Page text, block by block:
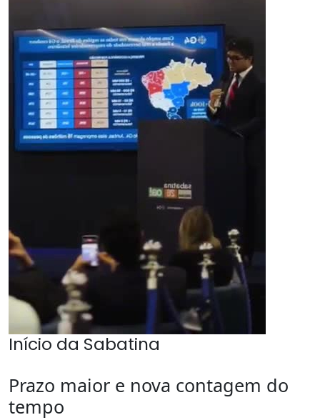
Início da Sabatina
Prazo maior e nova contagem do
tempo